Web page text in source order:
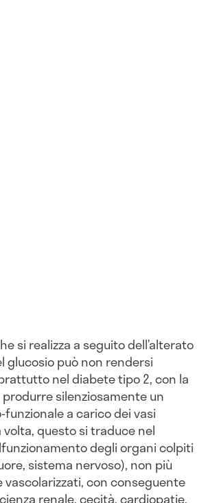
si realizza a seguito dell’alterato
glucosio può non rendersi
nel diabete tipo 2, con la
silenziosamente un
a carico dei vasi
volta, questo si traduce nel
degli organi colpiti
sistema nervoso), non più
con conseguente
renale, cecità, cardiopatie,